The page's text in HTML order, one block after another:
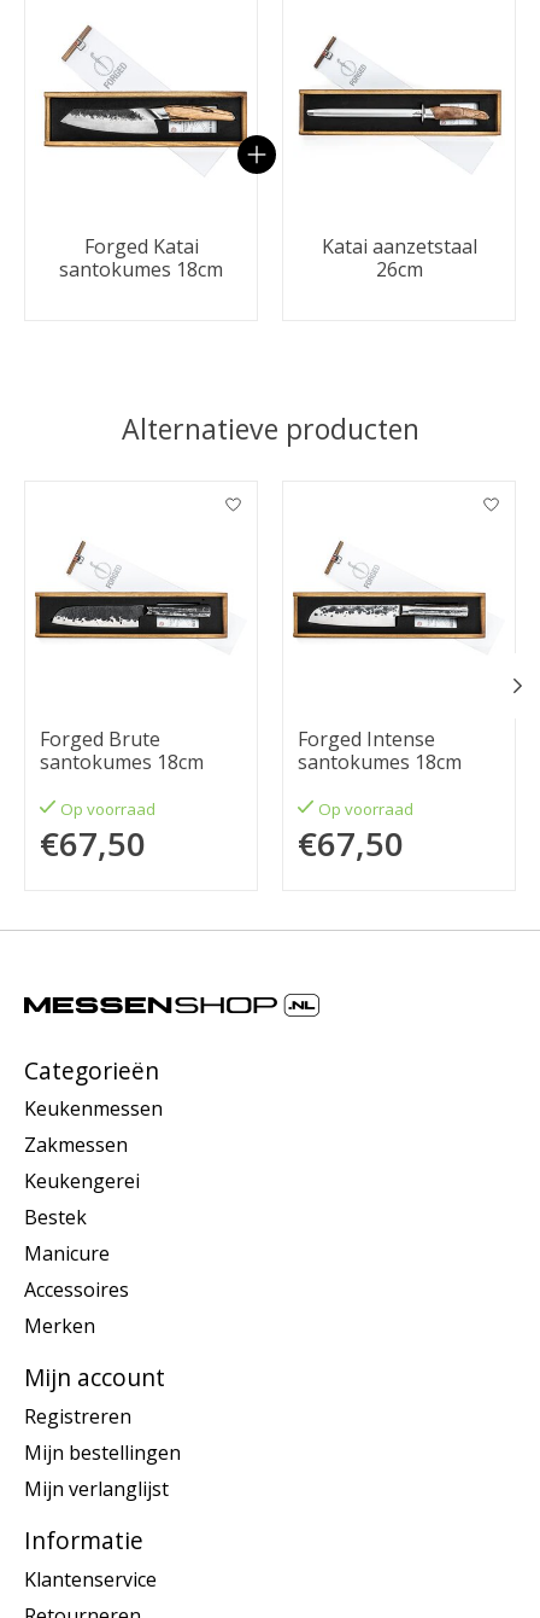
Forged Katai
santokumes 18cm
Katai aanzetstaal
26cm
Alternatieve producten
Items van productcarrousel
Forged Brute
santokumes 18cm
Op voorraad
€67,50
Forged Intense
santokumes 18cm
Op voorraad
€67,50
Categorieën
Keukenmessen
Zakmessen
Keukengerei
Bestek
Manicure
Accessoires
Merken
Mijn account
Registreren
Mijn bestellingen
Mijn verlanglijst
Informatie
Klantenservice